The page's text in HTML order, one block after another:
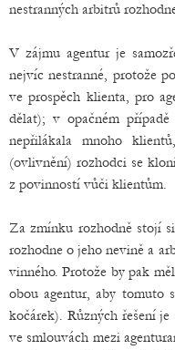
nestranných arbitrů
V zájmu agentur je
nejvíc nestranné, protože
ve prospěch klienta, pro
dělat); v opačném
nepřilákala mnoho
(ovlivnění) rozhodci se
z povinností vůči klientům.
Za zmínku rozhodně stojí
rozhodne o jeho nevině a
vinného. Protože by pak
obou agentur, aby tomuto
kočárek). Různých řešení
ve smlouvách mezi